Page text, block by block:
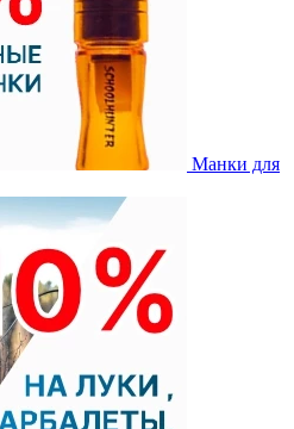
Манки для